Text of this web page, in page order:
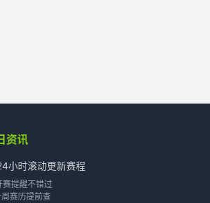
资讯
小时滚动更新赛程
赛提醒不错过
赛历提前查